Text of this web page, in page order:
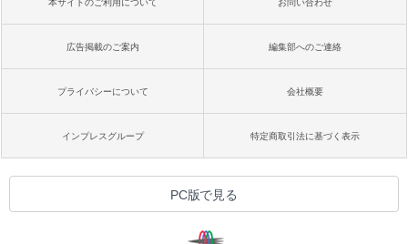
本サイトのご利用について お問い合わせ
広告掲載のご案内 編集部へのご連絡
プライバシーについて 会社概要
インプレスグループ 特定商取引法に基づく表示
PC版で見る